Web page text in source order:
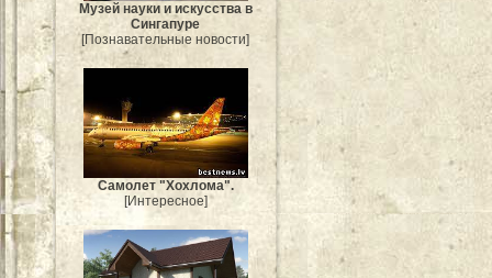
Музей науки и искусства в
Сингапуре
[Познавательные новости]
Самолет "Хохлома".
[Интересное]